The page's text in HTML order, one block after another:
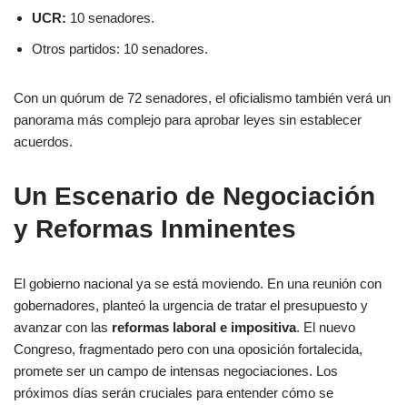
UCR: 10 senadores.
Otros partidos: 10 senadores.
Con un quórum de 72 senadores, el oficialismo también verá un
panorama más complejo para aprobar leyes sin establecer
acuerdos.
Un Escenario de Negociación
y Reformas Inminentes
El gobierno nacional ya se está moviendo. En una reunión con
gobernadores, planteó la urgencia de tratar el presupuesto y
avanzar con las reformas laboral e impositiva. El nuevo
Congreso, fragmentado pero con una oposición fortalecida,
promete ser un campo de intensas negociaciones. Los
próximos días serán cruciales para entender cómo se